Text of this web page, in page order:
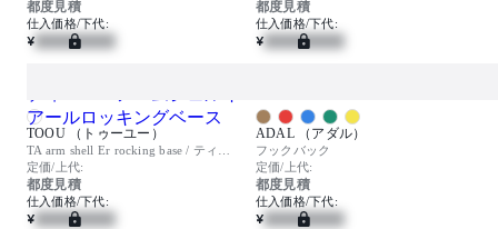
都度見積
仕入価格/下代:
¥
都度見積
仕入価格/下代:
¥
TOOU （トゥーユー）
定価/上代:
都度見積
仕入価格/下代:
¥
ADAL （アダル）
フックバック
定価/上代:
都度見積
仕入価格/下代:
¥